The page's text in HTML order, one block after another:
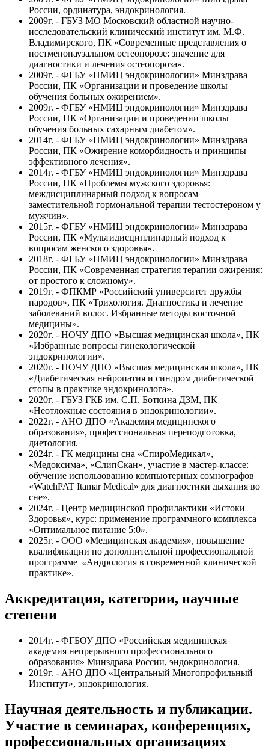
России, ординатура, эндокринология.
2009г. - ГБУЗ МО Московский областной научно­-
исследовательский клинический институт им. М.Ф.
Владимирского, ПК «Современные представления о
постменопаузальном остеопорозе: значение для
диагностики и лечения остеопороза».
2009г. - ФГБУ «НМИЦ эндокринологии» Минздрава
России, ПК «Организации и проведение школы
обучения больных ожирением».
2009г. - ФГБУ «НМИЦ эндокринологии» Минздрава
России, ПК «Организации и проведении школы
обучения больных сахарным диабетом».
2014г. - ФГБУ «НМИЦ эндокринологии» Минздрава
России, ПК «Ожирение коморбидность и принципы
эффективного лечения».
2014г. - ФГБУ «НМИЦ эндокринологии» Минздрава
России, ПК «Проблемы мужского здоровья:
междисциплинарный подход к вопросам
заместительной гормональной терапии тестостероном у
мужчин».
2015г. - ФГБУ «НМИЦ эндокринологии» Минздрава
России, ПК «Мультидисциплинарный подход к
вопросам женского здоровья».
2018г. - ФГБУ «НМИЦ эндокринологии» Минздрава
России, ПК «Современная стратегия терапии ожирения:
от простого к сложному».
2019г. - ФПКМР «Российский университет дружбы
народов», ПК «Трихология. Диагностика и лечение
заболеваний волос. Избранные методы восточной
медицины».
2020г. - НОЧУ ДПО «Высшая медицинская школа», ПК
«Избранные вопросы гинекологической
эндокринологии».
2020г. - НОЧУ ДПО «Высшая медицинская школа», ПК
«Диабетическая нейропатия и синдром диабетической
стопы в практике эндокринолога».
2020г. - ГБУЗ ГКБ им. С.П. Боткина ДЗМ, ПК
«Неотложные состояния в эндокринологии».
2022г. - АНО ДПО «Академия медицинского
образования», профессиональная переподготовка,
диетология.
2024г. - ГК медицины сна «СпироМедикал»,
«Медоксима», «СлипСкан», участие в мастер-классе:
обучение использованию компьютерных сомнографов
«WatchPAT Itamar Medical» для диагностики дыхания во
сне».
2024г. - Центр медицинской профилактики «Истоки
Здоровья», курс: применение программного комплекса
«Оптимальное питание 5:0».
2025г. - ООО «Медицинская академия», повышение
квалификации по дополнительной профессиональной
прогграмме «Андрология в современной клинической
практике».
Аккредитация, категории, научные
степени
2014г. - ФГБОУ ДПО «Российская медицинская
академия непрерывного профессионального
образования» Минздрава России, эндокринология.
2019г. - АНО ДПО «Центральный Многопрофильный
Институт», эндокринология.
Научная деятельность и публикации.
Участие в семинарах, конференциях,
профессиональных организациях